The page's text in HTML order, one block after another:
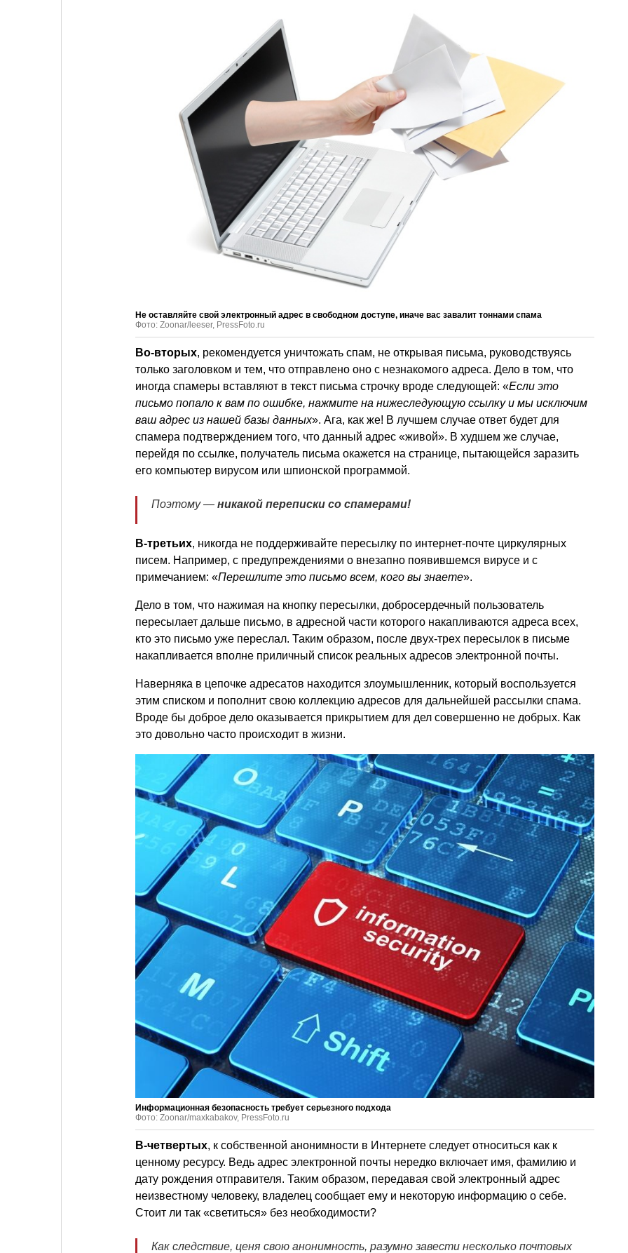
Не оставляйте свой электронный адрес в свободном доступе, иначе вас завалит тоннами спама
Фото: Zoonar/leeser, PressFoto.ru
Во-вторых, рекомендуется уничтожать спам, не открывая письма, руководствуясь
только заголовком и тем, что отправлено оно с незнакомого адреса. Дело в том, что
иногда спамеры вставляют в текст письма строчку вроде следующей: «Если это
письмо попало к вам по ошибке, нажмите на нижеследующую ссылку и мы исключим
ваш адрес из нашей базы данных». Ага, как же! В лучшем случае ответ будет для
спамера подтверждением того, что данный адрес «живой». В худшем же случае,
перейдя по ссылке, получатель письма окажется на странице, пытающейся заразить
его компьютер вирусом или шпионской программой.
Поэтому — никакой переписки со спамерами!
В-третьих, никогда не поддерживайте пересылку по интернет-почте циркулярных
писем. Например, с предупреждениями о внезапно появившемся вирусе и с
примечанием: «Перешлите это письмо всем, кого вы знаете».
Дело в том, что нажимая на кнопку пересылки, добросердечный пользователь
пересылает дальше письмо, в адресной части которого накапливаются адреса всех,
кто это письмо уже переслал. Таким образом, после двух-трех пересылок в письме
накапливается вполне приличный список реальных адресов электронной почты.
Наверняка в цепочке адресатов находится злоумышленник, который воспользуется
этим списком и пополнит свою коллекцию адресов для дальнейшей рассылки спама.
Вроде бы доброе дело оказывается прикрытием для дел совершенно не добрых. Как
это довольно часто происходит в жизни.
Информационная безопасность требует серьезного подхода
Фото: Zoonar/maxkabakov, PressFoto.ru
В-четвертых, к собственной анонимности в Интернете следует относиться как к
ценному ресурсу. Ведь адрес электронной почты нередко включает имя, фамилию и
дату рождения отправителя. Таким образом, передавая свой электронный адрес
неизвестному человеку, владелец сообщает ему и некоторую информацию о себе.
Стоит ли так «светиться» без необходимости?
Как следствие, ценя свою анонимность, разумно завести несколько почтовых